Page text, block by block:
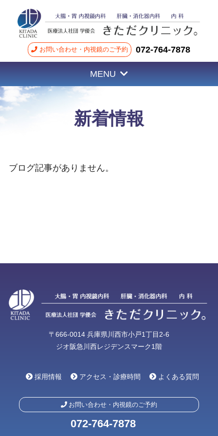
お問い合わせ・内視鏡のご予約 072-764-7878
MENU
新着情報
ブログ記事がありません。
〒666-0014 兵庫県川西市小戸1丁目2-6
ジオ阪急川西レジデンスマーク1階
採用情報 アクセス・診療時間 よくある質問
お問い合わせ・内視鏡のご予約
072-764-7878